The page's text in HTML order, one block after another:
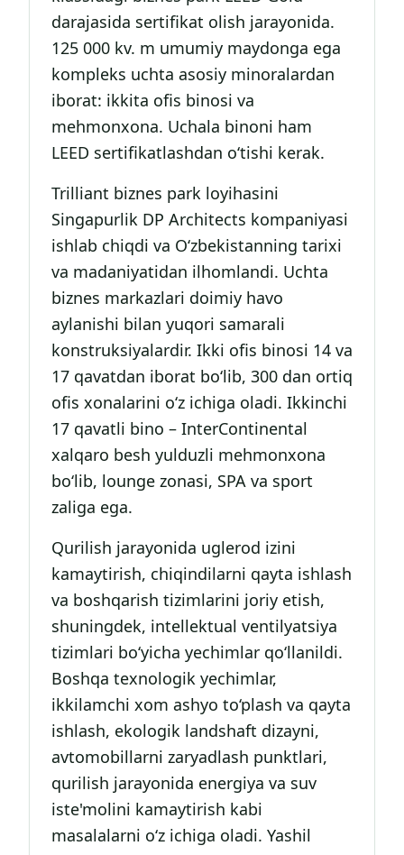
darajasida sertifikat olish jarayonida.
125 000 kv. m umumiy maydonga ega
kompleks uchta asosiy minoralardan
iborat: ikkita ofis binosi va
mehmonxona. Uchala binoni ham
LEED sertifikatlashdan o‘tishi kerak.
Trilliant biznes park loyihasini
Singapurlik DP Architects kompaniyasi
ishlab chiqdi va O‘zbekistanning tarixi
va madaniyatidan ilhomlandi. Uchta
biznes markazlari doimiy havo
aylanishi bilan yuqori samarali
konstruksiyalardir. Ikki ofis binosi 14 va
17 qavatdan iborat bo‘lib, 300 dan ortiq
ofis xonalarini o‘z ichiga oladi. Ikkinchi
17 qavatli bino – InterContinental
xalqaro besh yulduzli mehmonxona
bo‘lib, lounge zonasi, SPA va sport
zaliga ega.
Qurilish jarayonida uglerod izini
kamaytirish, chiqindilarni qayta ishlash
va boshqarish tizimlarini joriy etish,
shuningdek, intellektual ventilyatsiya
tizimlari bo‘yicha yechimlar qo‘llanildi.
Boshqa texnologik yechimlar,
ikkilamchi xom ashyo to‘plash va qayta
ishlash, ekologik landshaft dizayni,
avtomobillarni zaryadlash punktlari,
qurilish jarayonida energiya va suv
iste'molini kamaytirish kabi
masalalarni o‘z ichiga oladi. Yashil